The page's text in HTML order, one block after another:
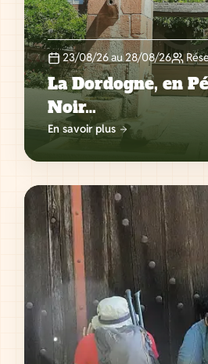
23/08/26 au 28/08/26
La Dordogne, en
Noir…
En savoir plus